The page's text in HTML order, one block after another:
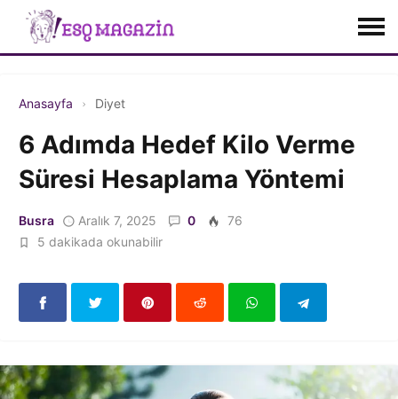
Anasayfa Diyet
6 Adımda Hedef Kilo Verme
Süresi Hesaplama Yöntemi
Busra Aralık 7, 2025 0
76
5 dakikada okunabilir